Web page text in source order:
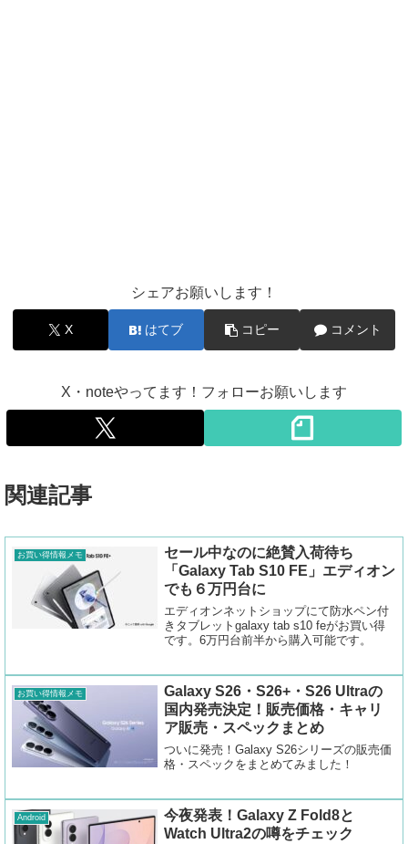
シェアお願いします！
X はてブ コピー コメント
X・noteやってます！フォローお願いします
関連記事
お買い得情報メモ
セール中なのに絶賛入荷待ち
「Galaxy Tab S10 FE」エディオン
でも６万円台に
エディオンネットショップにて防水ペン付
きタブレットgalaxy tab s10 feがお買い得
です。6万円台前半から購入可能です。
お買い得情報メモ
Galaxy S26・S26+・S26 Ultraの
国内発売決定！販売価格・キャリ
ア販売・スペックまとめ
ついに発売！Galaxy S26シリーズの販売価
格・スペックをまとめてみました！
Android
今夜発表！Galaxy Z Fold8と
Watch Ultra2の噂をチェック